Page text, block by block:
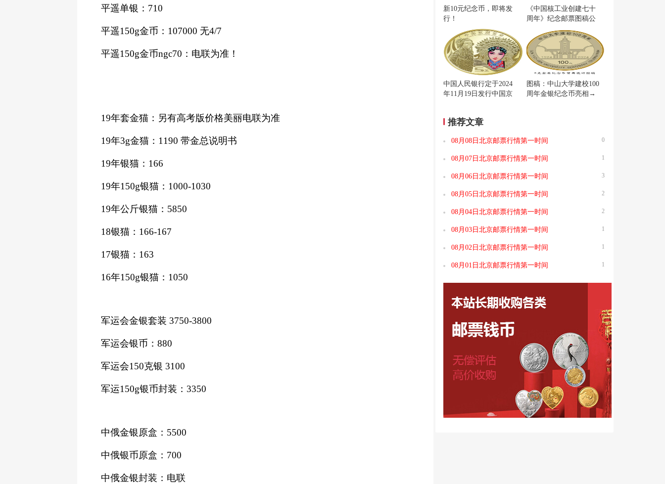
平遥单银： 710
平遥150g金币：107000 无4/7
平遥150g金币ngc70：电联为准！
19年套金猫： 另有高考版价格美丽电联为准
19年3g金猫：1190 带金总说明书
19年银猫：166
19年150g银猫：1000-1030
19年公斤银猫：5850
18银猫：166-167
17银猫：163
16年150g银猫：1050
军运会金银套装 3750-3800
军运会银币： 880
军运会150克银 3100
军运150g银币封装：3350
中俄金银原盒： 5500
中俄银币原盒： 700
中俄金银封装：电联
新10元纪念币，即将发
行！
《中国核工业创建七十
周年》纪念邮票图稿公
中国人民银行定于2024
年11月19日发行中国京
图稿：中山大学建校100
周年金银纪念币亮相→
推荐文章
08月08日北京邮票行情第一时间 0
08月07日北京邮票行情第一时间 1
08月06日北京邮票行情第一时间 3
08月05日北京邮票行情第一时间 2
08月04日北京邮票行情第一时间 2
08月03日北京邮票行情第一时间 1
08月02日北京邮票行情第一时间 1
08月01日北京邮票行情第一时间 1